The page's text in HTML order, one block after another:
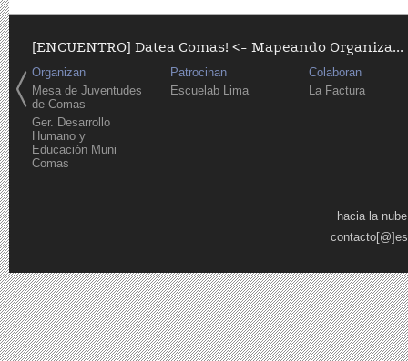
[ENCUENTRO] Datea Comas! <- Mapeando Organiza...
Organizan
Mesa de Juventudes
de Comas
Ger. Desarrollo
Humano y
Educación Muni
Comas
Patrocinan
Escuelab Lima
Colaboran
La Factura
hacia la